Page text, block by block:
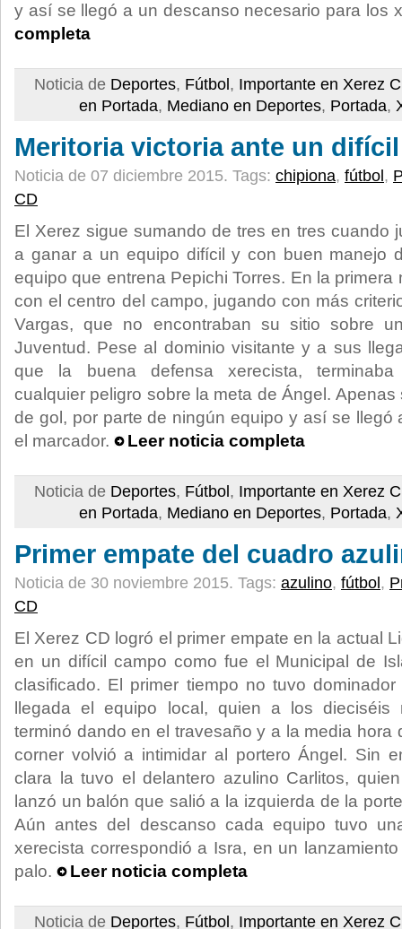
y así se llegó a un descanso necesario para los
completa
Noticia de Deportes, Fútbol , Importante en Xerez
en Portada, Mediano en Deportes, Portada,
Meritoria victoria ante un
Noticia de 07 diciembre 2015. Tags: chipiona, fútbol ,
CD
El Xerez sigue sumando de tres en tres cuando
a ganar a un equipo difícil y con buen manejo
equipo que entrena Pepichi Torres. En la primera
con el centro del campo, jugando con más
Vargas, que no encontraban su sitio sobre
Juventud. Pese al dominio visitante y a sus
que la buena defensa xerecista, terminaba
cualquier peligro sobre la meta de Ángel.
de gol, por parte de ningún equipo y así se llegó
el marcador.
Leer noticia completa
Noticia de Deportes, Fútbol , Importante en Xerez
en Portada, Mediano en Deportes, Portada,
Primer empate del cuadro
Noticia de 30 noviembre 2015. Tags: azulino, fútbol ,
CD
El Xerez CD logró el primer empate en la actual
en un difícil campo como fue el Municipal de
clasificado. El primer tiempo no tuvo
llegada el equipo local, quien a los dieciséis
terminó dando en el travesaño y a la media hora
corner volvió a intimidar al portero Ángel. Sin
clara la tuvo el delantero azulino Carlitos,
lanzó un balón que salió a la izquierda de la
Aún antes del descanso cada equipo tuvo
xerecista correspondió a Isra, en un
palo.
Leer noticia completa
Noticia de Deportes, Fútbol , Importante en Xerez